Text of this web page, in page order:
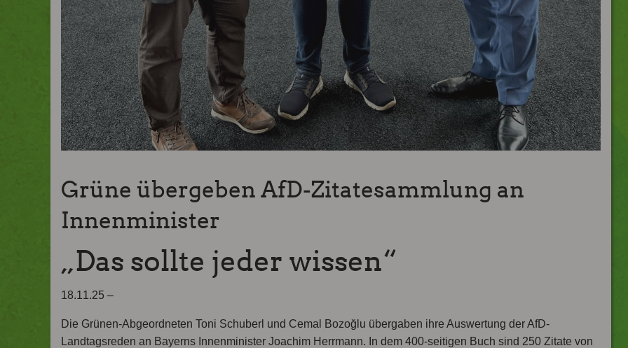
Grüne übergeben AfD-Zitatesammlung an
Innenminister
„Das sollte jeder wissen“
18.11.25 –
Die Grünen-Abgeordneten Toni Schuberl und Cemal Bozoğlu übergaben ihre Auswertung der AfD-
Landtagsreden an Bayerns Innenminister Joachim Herrmann. In dem 400-seitigen Buch sind 250 Zitate von